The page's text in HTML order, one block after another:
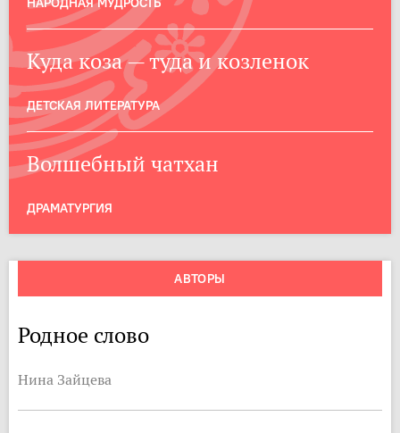
Куда коза — туда и козленок
ДЕТСКАЯ ЛИТЕРАТУРА
Волшебный чатхан
ДРАМАТУРГИЯ
АВТОРЫ
Родное слово
Нина Зайцева